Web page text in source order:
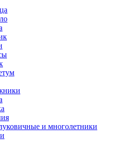
и многолетники